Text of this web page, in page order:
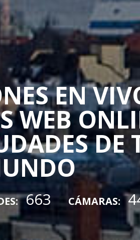
EN
WEB
DE
663 CÁMARAS: